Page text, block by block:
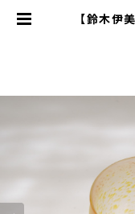
【鈴木伊